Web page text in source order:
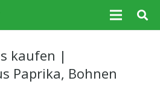
kaufen |
Paprika, Bohnen